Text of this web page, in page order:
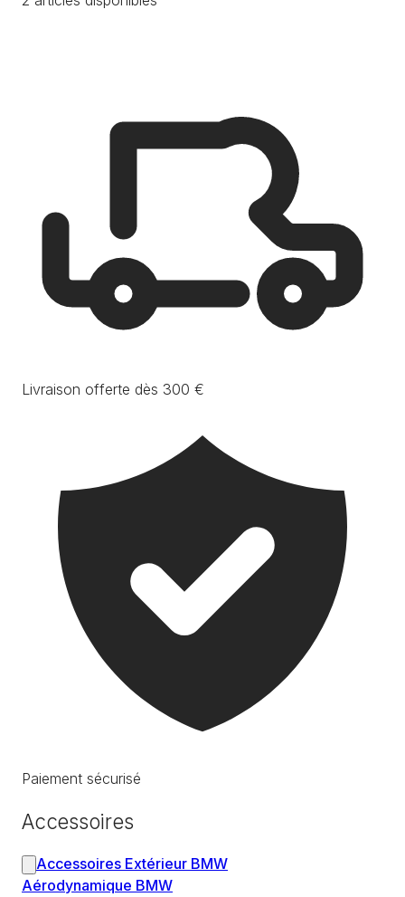
Livraison offerte dès 300 €
Paiement sécurisé
Accessoires
Accessoires Extérieur BMW
Aérodynamique BMW